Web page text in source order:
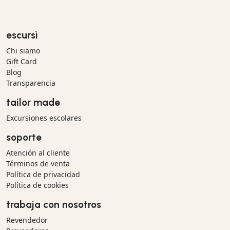
escursì
Chi siamo
Gift Card
Blog
Transparencia
tailor made
Excursiones escolares
soporte
Atención al cliente
Términos de venta
Política de privacidad
Política de cookies
trabaja con nosotros
Revendedor